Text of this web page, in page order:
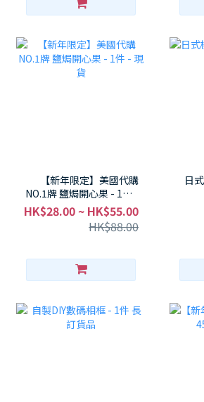
【新年限定】美國代購
NO.1牌 鹽焗開心果 - 1件 -
現貨
HK$28.00 ~ HK$55.00
HK$88.00
日